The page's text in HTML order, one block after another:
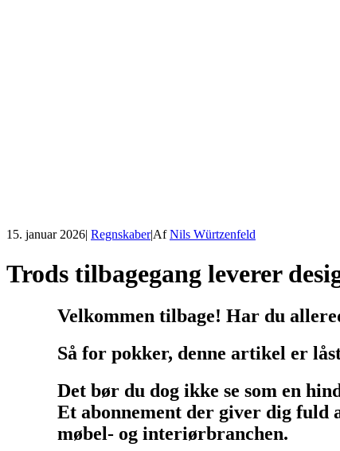
15. januar 2026| Regnskaber|AfNils Würtzenfeld
Trods tilbagegang leverer
Velkommen tilbage! Har du
Så for pokker, denne artikel er
Det bør du dog ikke se som en
Et abonnement der giver dig fuld
møbel- og interiørbranchen.